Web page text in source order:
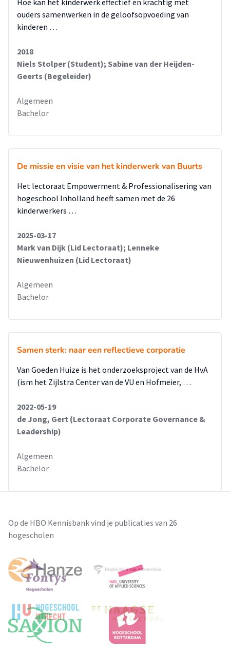
De eerste aanbeveling naar aanleiding van dit onderzoek
luidt het opnieuw uitvoeren van het onderzoek met enkele
enquêtes. Door het onderzoek opnieuw af te nemen met
enkele aanpassingen, bestaat er een kans dat er wel
betrouwbare en representatieve conclusies getrokken
kunnen krijgen in de wensen en behoeften van de doelgroep.
Daarnaast kan de instelling zorgen voor meer bekendheid
samenwerking met de basisscholen op te zoeken. De
instelling kan dan samen met de scholen de ontwikkeling
van de kinderen stimuleren. De laatste aanbeveling is het
sociale ontwikkeling.
Hoe kan het kinderwerk effectief en krachtig met
ouders samenwerken in de geloofsopvoeding van
kinderen …
2018
Niels Stolper (Student); Sabine van der Heijden-
Geerts (Begeleider)
Algemeen
Bachelor
De missie en visie van het kinderwerk van Buurts
Het lectoraat Empowerment & Professionalisering van
hogeschool Inholland heeft samen met de 26
kinderwerkers …
2025-03-17
Mark van Dijk (Lid Lectoraat); Lenneke
Nieuwenhuizen (Lid Lectoraat)
Algemeen
Bachelor
Samen sterk: naar een reflectieve corporatie
Van Goeden Huize is het onderzoeksproject van de HvA
(ism het Zijlstra Center van de VU en Hofmeier, …
2022-05-19
de Jong, Gert (Lectoraat Corporate Governance &
Leadership)
Algemeen
Bachelor
Op de HBO Kennisbank vind je publicaties van 26
hogescholen